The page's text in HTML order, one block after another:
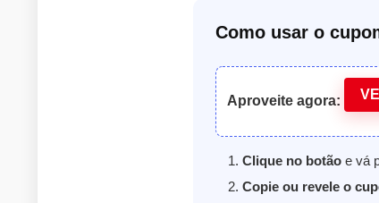
Como usar o
Aproveite agora:
Clique no botão e vá
Copie ou revele o